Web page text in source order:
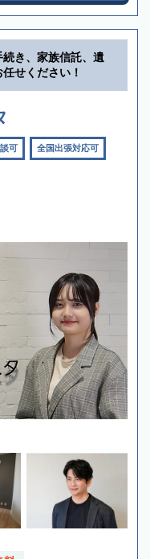
続き、家族信託、遺
せください！
可 全国出張対応可